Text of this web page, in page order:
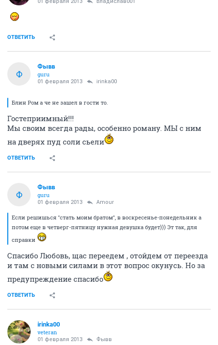
ОТВЕТИТЬ
Ф
Фывв
guru
01 февраля 2013 irinka00
Блин Ром а че не зашел в гости то.
Гостеприимный!!!
Мы своим всегда рады, особенно роману. МЫ с ним
на дверях пуд соли сьели
ОТВЕТИТЬ
Ф
Фывв
guru
01 февраля 2013 Аmоur
Если решишься "стать моим братом", в воскресенье-понедельник а
потом еще в четверг-пятницу нужная девушка будет))) Эт так, для
справки
Спасибо Любовь, щас переедем , отойдем от переезда
и там с новыми силами в этот вопрос окунусь. Но за
предупреждение спасибо
ОТВЕТИТЬ
irinka00
veteran
01 февраля 2013 Фывв